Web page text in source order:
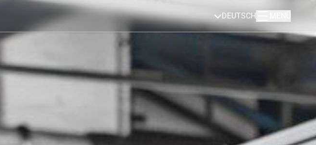
DEUTSCH